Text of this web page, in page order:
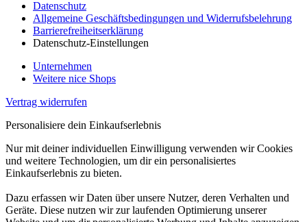
Datenschutz
Allgemeine Geschäftsbedingungen und Widerrufsbelehrung
Barrierefreiheitserklärung
Datenschutz-Einstellungen
Unternehmen
Weitere nice Shops
Vertrag widerrufen
Personalisiere dein Einkaufserlebnis
Nur mit deiner individuellen Einwilligung verwenden wir Cookies
und weitere Technologien, um dir ein personalisiertes
Einkaufserlebnis zu bieten.
Dazu erfassen wir Daten über unsere Nutzer, deren Verhalten und
Geräte. Diese nutzen wir zur laufenden Optimierung unserer